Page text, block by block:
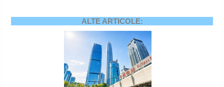
ALTE ARTICOLE: